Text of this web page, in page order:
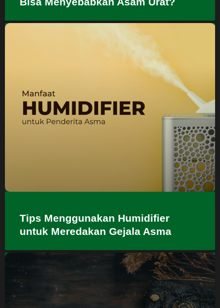
Tips Menggunakan Humidifier
untuk Meredakan Gejala Asma